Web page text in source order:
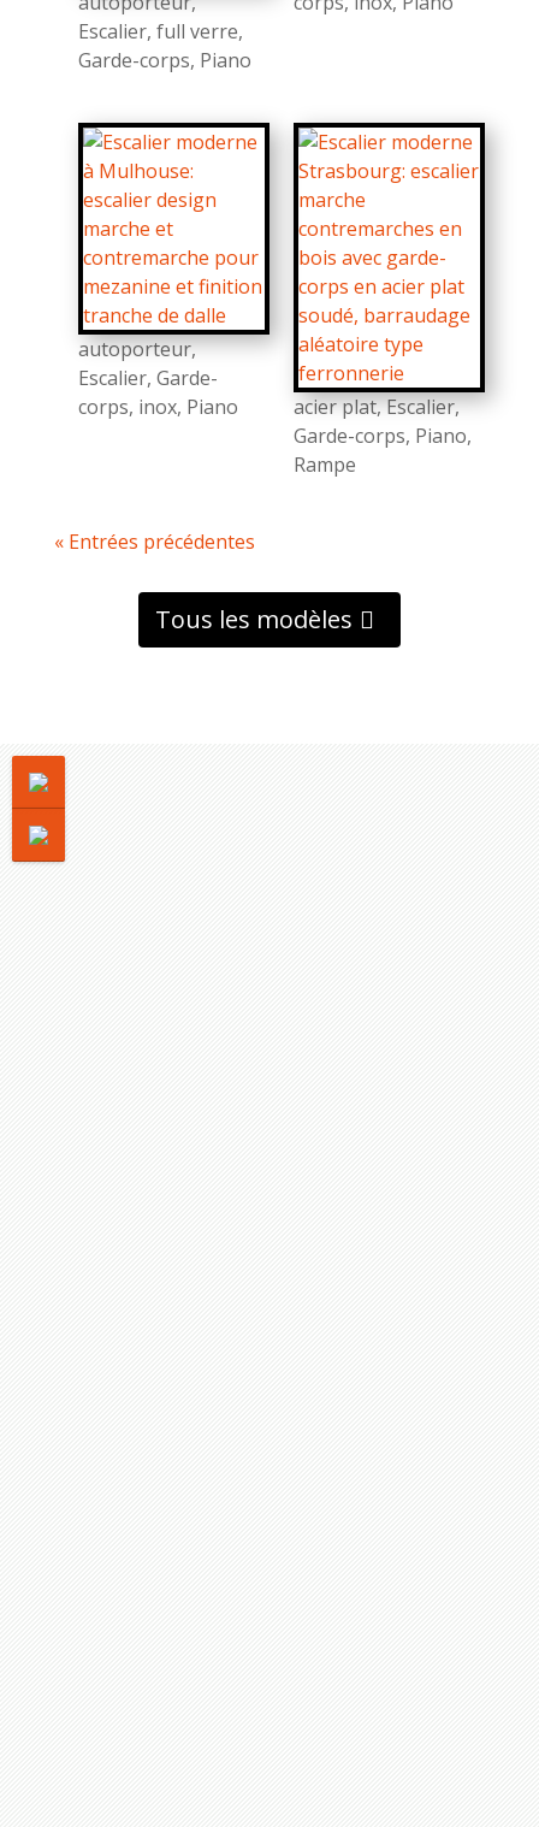
Escalier, full verre,
Garde-corps, Piano
autoporteur,
Escalier, Garde-
corps, inox, Piano acier plat,Escalier,
Garde-corps, Piano,
Rampe
« Entrées précédentes
Tous les modèles